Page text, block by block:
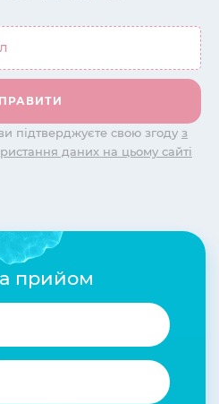
підтверджуєте свою згоду з
даних на цьому сайті
прийом